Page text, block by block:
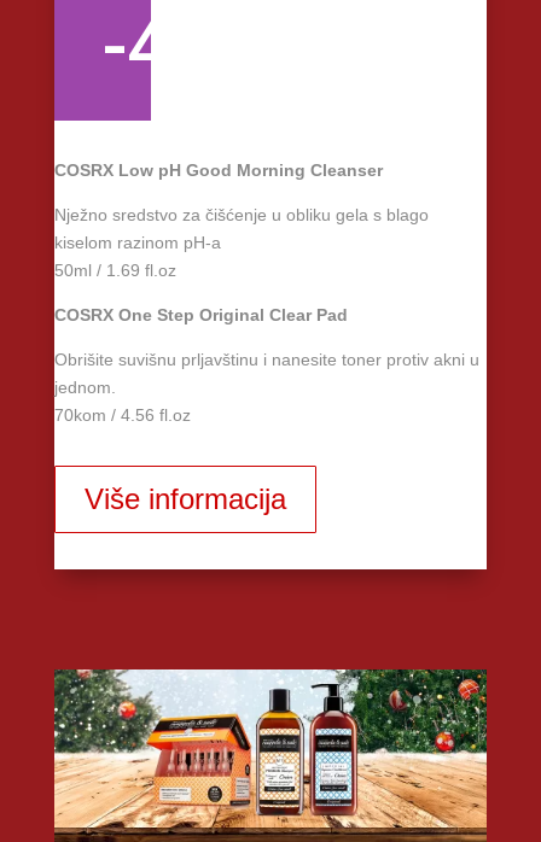
-40%
COSRX Low pH Good Morning Cleanser
Nježno sredstvo za čišćenje u obliku gela s blago
kiselom razinom pH-a
50ml / 1.69 fl.oz
COSRX One Step Original Clear Pad
Obrišite suvišnu prljavštinu i nanesite toner protiv akni u
jednom.
70kom / 4.56 fl.oz
Više informacija